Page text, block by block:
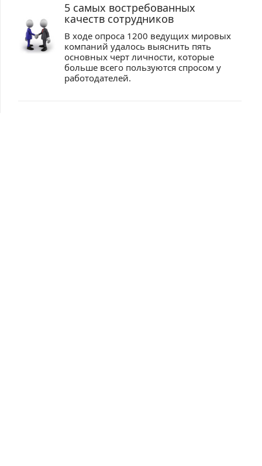
5 самых востребованных
качеств сотрудников
В ходе опроса 1200 ведущих мировых
компаний удалось выяснить пять
основных черт личности, которые
больше всего пользуются спросом у
работодателей.